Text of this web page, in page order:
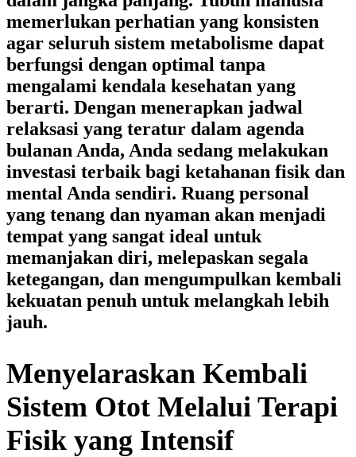
memerlukan perhatian yang konsisten
agar seluruh sistem metabolisme dapat
berfungsi dengan optimal tanpa
mengalami kendala kesehatan yang
berarti. Dengan menerapkan jadwal
relaksasi yang teratur dalam agenda
bulanan Anda, Anda sedang melakukan
investasi terbaik bagi ketahanan fisik dan
mental Anda sendiri. Ruang personal
yang tenang dan nyaman akan menjadi
tempat yang sangat ideal untuk
memanjakan diri, melepaskan segala
ketegangan, dan mengumpulkan kembali
kekuatan penuh untuk melangkah lebih
jauh.
Menyelaraskan Kembali
Sistem Otot Melalui Terapi
Fisik yang Intensif